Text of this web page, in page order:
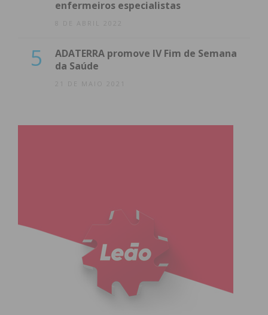
enfermeiros especialistas
8 DE ABRIL 2022
5
ADATERRA promove IV Fim de Semana
da Saúde
21 DE MAIO 2021